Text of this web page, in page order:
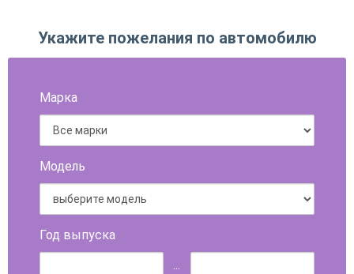
Укажите пожелания по автомобилю
Марка
Модель
Год выпуска
...